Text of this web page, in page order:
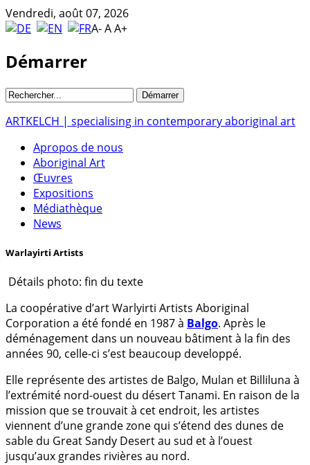
Vendredi, août 07, 2026
A-AA+
Démarrer
ARTKELCH | specialising in contemporary aboriginal art
Apropos de nous
Aboriginal Art
Œuvres
Expositions
Médiathèque
News
Warlayirti Artists
Détails photo: fin du texte
La coopérative d’art Warlyirti Artists Aboriginal
Corporation a été fondé en 1987 à Balgo. Après le
déménagement dans un nouveau bâtiment à la fin des
années 90, celle-ci s’est beaucoup developpé.
Elle représente des artistes de Balgo, Mulan et Billiluna à
l’extrémité nord-ouest du désert Tanami. En raison de la
mission que se trouvait à cet endroit, les artistes
viennent d’une grande zone qui s’étend des dunes de
sable du Great Sandy Desert au sud et à l’ouest
jusqu’aux grandes rivières au nord.